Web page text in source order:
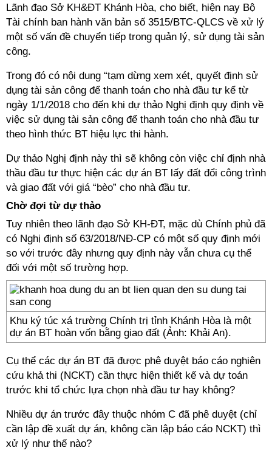
Lãnh đạo Sở KH&ĐT Khánh Hòa, cho biết, hiện nay Bộ
Tài chính ban hành văn bản số 3515/BTC-QLCS về xử lý
một số vấn đề chuyển tiếp trong quản lý, sử dụng tài sản
công.
Trong đó có nội dung “tạm dừng xem xét, quyết định sử
dụng tài sản công để thanh toán cho nhà đầu tư kể từ
ngày 1/1/2018 cho đến khi dự thảo Nghị định quy định về
việc sử dụng tài sản công để thanh toán cho nhà đầu tư
theo hình thức BT hiệu lực thi hành.
Dự thảo Nghị định này thì sẽ không còn việc chỉ định nhà
thầu đầu tư thực hiện các dự án BT lấy đất đổi công trình
và giao đất với giá “bèo” cho nhà đầu tư.
Chờ đợi từ dự thảo
Tuy nhiên theo lãnh đạo Sở KH-ĐT, mặc dù Chính phủ đã
có Nghị định số 63/2018/NĐ-CP có một số quy định mới
so với trước đây nhưng quy định này vẫn chưa cụ thể
đối với một số trường hợp.
Khu ký túc xá trường Chính trị tỉnh Khánh Hòa là một
dự án BT hoàn vốn bằng giao đất (Ảnh: Khải An).
Cụ thể các dự án BT đã được phê duyệt báo cáo nghiên
cứu khả thi (NCKT) cần thực hiện thiết kế và dự toán
trước khi tổ chức lựa chọn nhà đầu tư hay không?
Nhiều dự án trước đây thuộc nhóm C đã phê duyệt (chỉ
cần lập đề xuất dự án, không cần lập báo cáo NCKT) thì
xử lý như thế nào?